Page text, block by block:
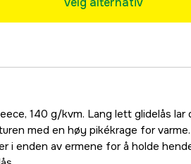
140 g/kvm. Lang lett glidelås lar
med en høy pikékrage for
i enden av ermene for å holde